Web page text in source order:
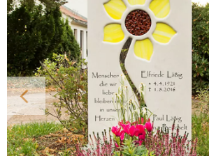
Einzelgrabsteine
Doppelgrabsteine
Kindergrabsteine
Urnengrabsteine
Standort
Grabstein Shop